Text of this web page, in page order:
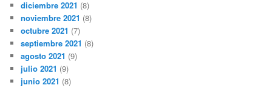
diciembre 2021 (8)
noviembre 2021 (8)
octubre 2021 (7)
septiembre 2021 (8)
agosto 2021 (9)
julio 2021 (9)
junio 2021 (8)